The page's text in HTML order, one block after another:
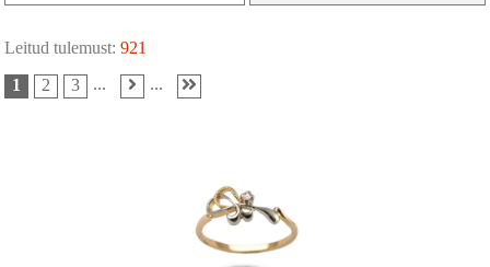
Leitud tulemust:921
1
2 3 ... ...